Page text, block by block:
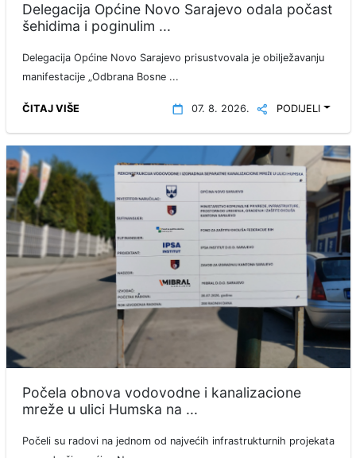
Delegacija Općine Novo Sarajevo odala počast
šehidima i poginulim ...
Delegacija Općine Novo Sarajevo prisustvovala je obilježavanju
manifestacije „Odbrana Bosne ...
ČITAJ VIŠE 07. 8. 2026. PODIJELI
Počela obnova vodovodne i kanalizacione
mreže u ulici Humska na ...
Počeli su radovi na jednom od najvećih infrastrukturnih projekata